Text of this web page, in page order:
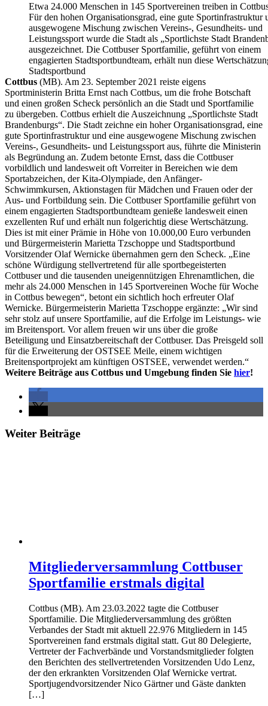
Etwa 24.000 Menschen in 145 Sportvereinen treiben in
Für den hohen Organisationsgrad, eine gute Sportinfrastruktur
ausgewogene Mischung zwischen Vereins-, Gesundheits- und
Leistungssport wurde die Stadt als „Sportlichste Stadt
ausgezeichnet. Die Cottbuser Sportfamilie, geführt von einem
engagierten Stadtsportbundteam, erhält nun diese
Stadtsportbund
Cottbus (MB). Am 23. September 2021 reiste eigens
Sportministerin Britta Ernst nach Cottbus, um die frohe Botschaft
und einen großen Scheck persönlich an die Stadt und Sportfamilie
zu übergeben. Cottbus erhielt die Auszeichnung „Sportlichste Stadt
Brandenburgs“. Die Stadt zeichne ein hoher Organisationsgrad, eine
gute Sportinfrastruktur und eine ausgewogene Mischung zwischen
Vereins-, Gesundheits- und Leistungssport aus, führte die Ministerin
als Begründung an. Zudem betonte Ernst, dass die Cottbuser
vorbildlich und landesweit oft Vorreiter in Bereichen wie dem
Sportabzeichen, der Kita-Olympiade, den Anfänger-
Schwimmkursen, Aktionstagen für Mädchen und Frauen oder der
Aus- und Fortbildung sein. Die Cottbuser Sportfamilie geführt von
einem engagierten Stadtsportbundteam genieße landesweit einen
exzellenten Ruf und erhält nun folgerichtig diese Wertschätzung.
Dies ist mit einer Prämie in Höhe von 10.000,00 Euro verbunden
und Bürgermeisterin Marietta Tzschoppe und Stadtsportbund
Vorsitzender Olaf Wernicke übernahmen gern den Scheck. „Eine
schöne Würdigung stellvertretend für alle sportbegeisterten
Cottbuser und die tausenden uneigennützigen Ehrenamtlichen, die
mehr als 24.000 Menschen in 145 Sportvereinen Woche für Woche
in Cottbus bewegen“, betont ein sichtlich hoch erfreuter Olaf
Wernicke. Bürgermeisterin Marietta Tzschoppe ergänzte: „Wir sind
sehr stolz auf unsere Sportfamilie, auf die Erfolge im Leistungs- wie
im Breitensport. Vor allem freuen wir uns über die große
Beteiligung und Einsatzbereitschaft der Cottbuser. Das Preisgeld soll
für die Erweiterung der OSTSEE Meile, einem wichtigen
Breitensportprojekt am künftigen OSTSEE, verwendet werden.“
Weitere Beiträge aus Cottbus und Umgebung finden Sie hier!
Weiter Beiträge
Mitgliederversammlung Cottbuser
Sportfamilie erstmals digital
Cottbus (MB). Am 23.03.2022 tagte die Cottbuser
Sportfamilie. Die Mitgliederversammlung des größten
Verbandes der Stadt mit aktuell 22.976 Mitgliedern in 145
Sportvereinen fand erstmals digital statt. Gut 80 Delegierte,
Vertreter der Fachverbände und Vorstandsmitglieder folgten
den Berichten des stellvertretenden Vorsitzenden Udo Lenz,
der den erkrankten Vorsitzenden Olaf Wernicke vertrat.
Sportjugendvorsitzender Nico Gärtner und Gäste dankten
[…]